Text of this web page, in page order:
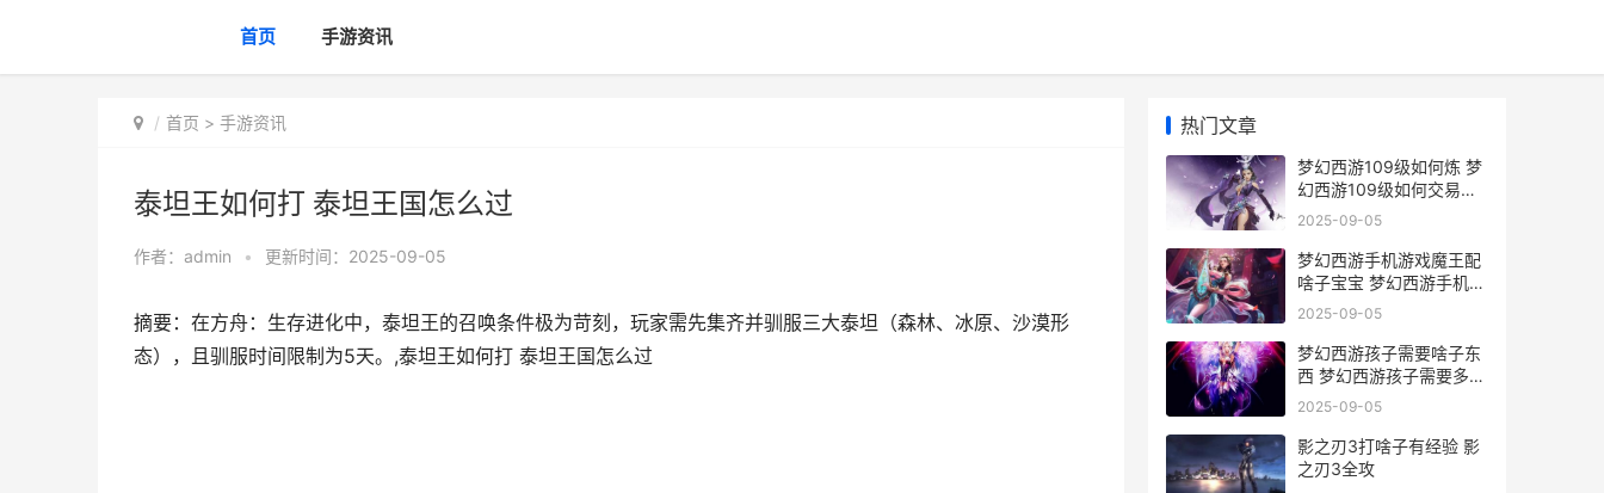
首页 手游资讯
首页 > 手游资讯
泰坦王如何打 泰坦王国怎么过
作者： admin • 更新时间：2025-09-05
摘要：在方舟：生存进化中，泰坦王的召唤条件极为苛刻，玩家需先集齐并驯服三大泰坦（森林、冰原、沙漠形
态），且驯服时间限制为5天。,泰坦王如何打 泰坦王国怎么过
热门文章
梦幻西游109级如何炼 梦
幻西游109级如何交易
175级召唤兽
2025-09-05
梦幻西游手机游戏魔王配
啥子宝宝 梦幻西游手机游
戏
2025-09-05
梦幻西游孩子需要啥子东
西 梦幻西游孩子需要多久
能成年
2025-09-05
影之刃3打啥子有经验 影
之刃3全攻